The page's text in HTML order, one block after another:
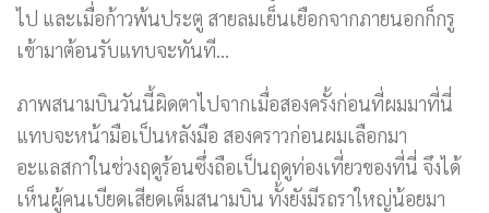
ไป และเมื่อก้าวพ้นประตู สายลมเย็นเยือกจากภายนอกก็กรู
เข้ามาต้อนรับแทบจะทันที…
ภาพสนามบินวันนี้ผิดตาไปจากเมื่อสองครั้งก่อนที่ผมมาที่นี่
แทบจะหน้ามือเป็นหลังมือ สองคราวก่อนผมเลือกมา
อะแลสกาในช่วงฤดูร้อนซึ่งถือเป็นฤดูท่องเที่ยวของที่นี่ จึงได้
เห็นผู้คนเบียดเสียดเต็มสนามบิน ทั้งยังมีรถราใหญ่น้อยมา